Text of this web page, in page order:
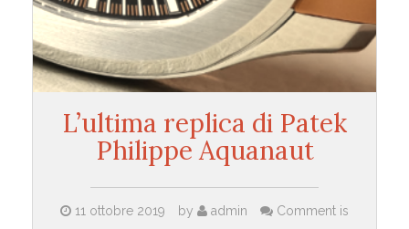
L’ultima replica di Patek
Philippe Aquanaut
11 ottobre 2019 by admin
Comment is